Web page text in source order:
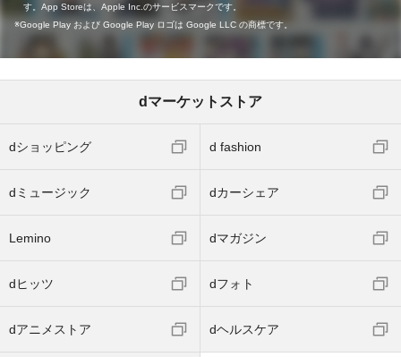
す。App Storeは、Apple Inc.のサービスマークです。
Google Play および Google Play ロゴは Google LLC の商標です。
dマーケットストア
dショッピング d fashion
dミュージック dカーシェア
Lemino dマガジン
dヒッツ dフォト
dアニメストア dヘルスケア